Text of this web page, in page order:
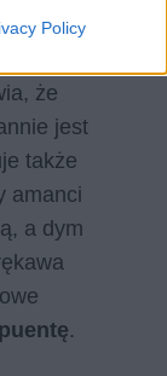
Policy
go
że
jest
także
amanci
a dym
puentę.